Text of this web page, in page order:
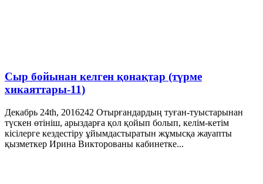
Сыр бойынан келген қонақтар (түрме
хикаяттары-11)
Декабрь 24th, 2016242 Отырғандардың туған-туыстарынан
түскен өтініш, арыздарға қол қойып болып, келім-кетім
кісілерге кездестіру ұйымдастыратын жұмысқа жауапты
қызметкер Ирина Викторованы кабинетке...